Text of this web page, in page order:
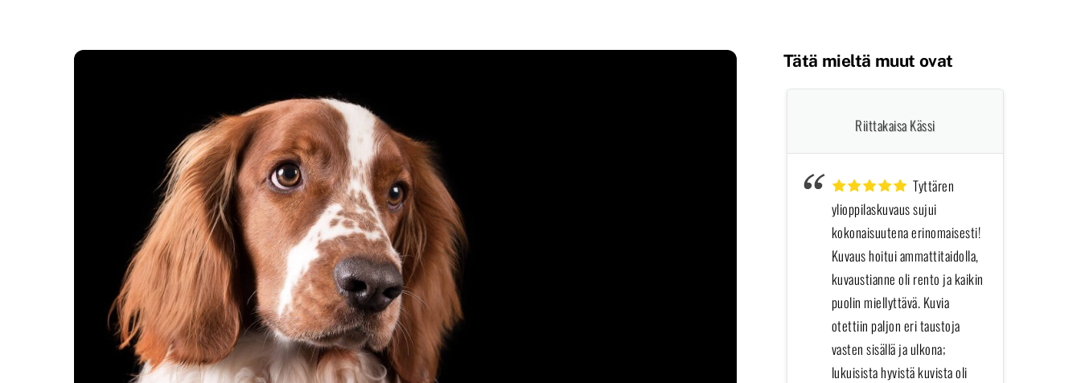
Tätä mieltä muut ovat
Riittakaisa Kässi
Tyttären
ylioppilaskuvaus sujui
kokonaisuutena erinomaisesti!
Kuvaus hoitui ammattitaidolla,
kuvaustianne oli rento ja kaikin
puolin miellyttävä. Kuvia
otettiin paljon eri taustoja
vasten sisällä ja ulkona;
lukuisista hyvistä kuvista oli